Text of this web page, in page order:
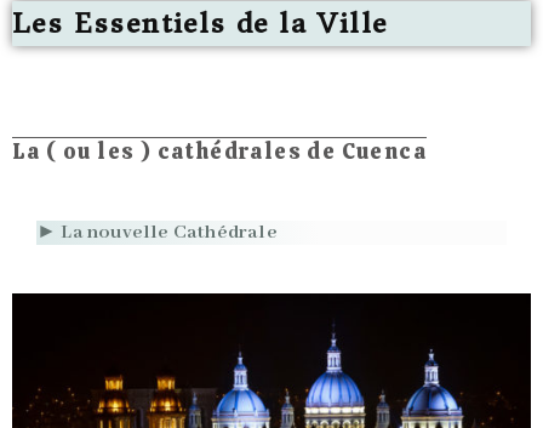
Les Essentiels de la Ville
La ( ou les ) cathédrales de Cuenca
► La nouvelle Cathédrale